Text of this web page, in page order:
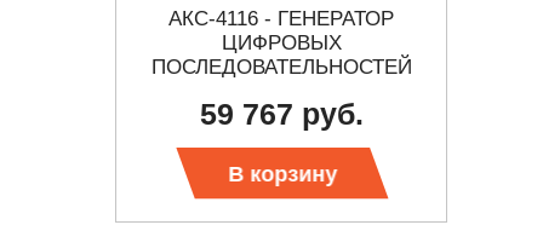
АКС-4116 - ГЕНЕРАТОР
ЦИФРОВЫХ
ПОСЛЕДОВАТЕЛЬНОСТЕЙ
59 767 руб.
В корзину